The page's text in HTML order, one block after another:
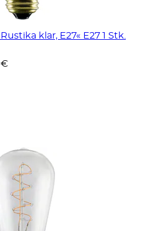
klar, E27« E27 1 Stk.
€